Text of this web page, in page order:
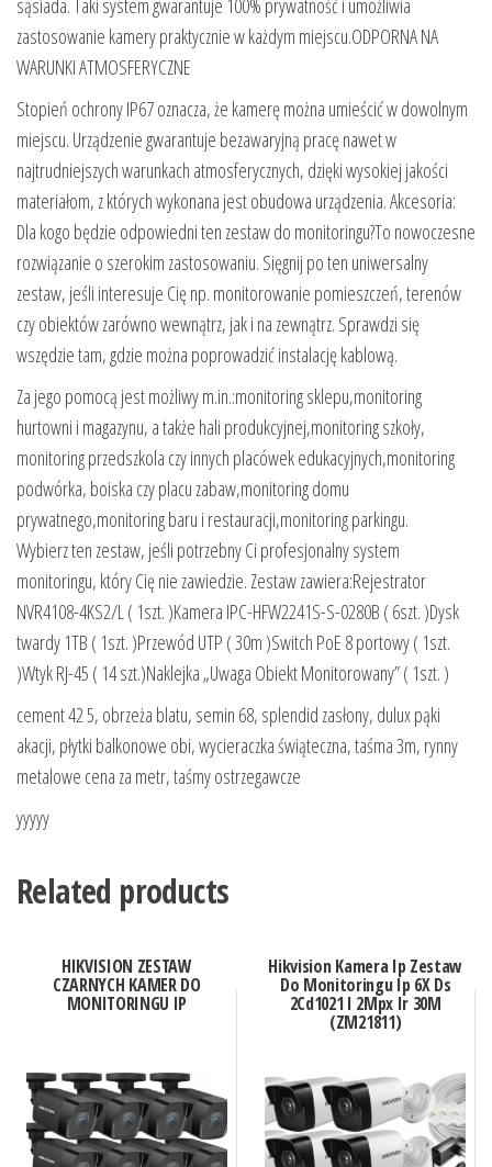
zastosowanie kamery praktycznie w każdym miejscu.ODPORNA NA
WARUNKI ATMOSFERYCZNE
Stopień ochrony IP67 oznacza, że ​​kamerę można umieścić w dowolnym
miejscu. Urządzenie gwarantuje bezawaryjną pracę nawet w
najtrudniejszych warunkach atmosferycznych, dzięki wysokiej jakości
materiałom, z których wykonana jest obudowa urządzenia. Akcesoria:
Dla kogo będzie odpowiedni ten zestaw do monitoringu?To nowoczesne
rozwiązanie o szerokim zastosowaniu. Sięgnij po ten uniwersalny
zestaw, jeśli interesuje Cię np. monitorowanie pomieszczeń, terenów
czy obiektów zarówno wewnątrz, jak i na zewnątrz. Sprawdzi się
wszędzie tam, gdzie można poprowadzić instalację kablową.
Za jego pomocą jest możliwy m.in.:monitoring sklepu,monitoring
hurtowni i magazynu, a także hali produkcyjnej,monitoring szkoły,
monitoring przedszkola czy innych placówek edukacyjnych,monitoring
podwórka, boiska czy placu zabaw,monitoring domu
prywatnego,monitoring baru i restauracji,monitoring parkingu.
Wybierz ten zestaw, jeśli potrzebny Ci profesjonalny system
monitoringu, który Cię nie zawiedzie. Zestaw zawiera:Rejestrator
NVR4108-4KS2/L ( 1szt. )Kamera IPC-HFW2241S-S-0280B ( 6szt. )Dysk
twardy 1TB ( 1szt. )Przewód UTP ( 30m )Switch PoE 8 portowy ( 1szt.
)Wtyk RJ-45 ( 14 szt.)Naklejka „Uwaga Obiekt Monitorowany” ( 1szt. )
cement 42 5, obrzeża blatu, semin 68, splendid zasłony, dulux pąki
akacji, płytki balkonowe obi, wycieraczka świąteczna, taśma 3m, rynny
metalowe cena za metr, taśmy ostrzegawcze
yyyyy
Related products
HIKVISION ZESTAW
CZARNYCH KAMER DO
MONITORINGU IP
Hikvision Kamera Ip Zestaw
Do Monitoringu Ip 6X Ds
2Cd1021 I 2Mpx Ir 30M
(ZM21811)